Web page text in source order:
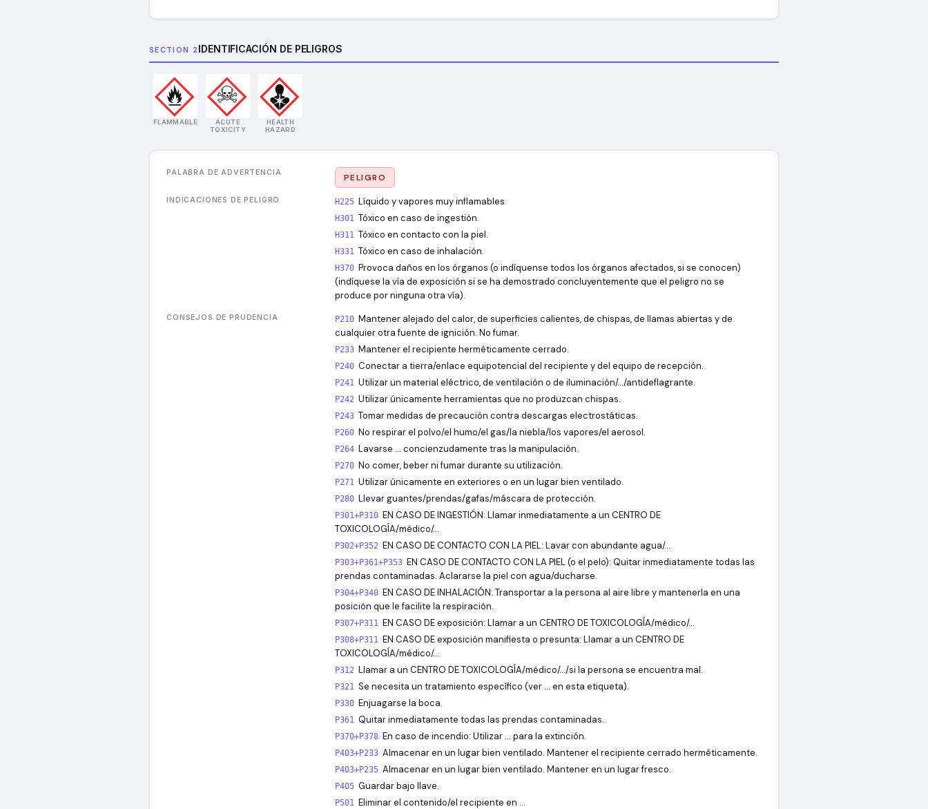
SECTION 2 IDENTIFICACIÓN DE PELIGROS
FLAMMABLE
ACUTE
TOXICITY
HEALTH
HAZARD
PALABRA DE ADVERTENCIA PELIGRO
INDICACIONES DE PELIGRO H225 Líquido y vapores muy inflamables.
H301 Tóxico en caso de ingestión.
H311 Tóxico en contacto con la piel.
H331 Tóxico en caso de inhalación.
H370 Provoca daños en los órganos (o indíquense todos los órganos afectados, si se conocen)
(indíquese la vía de exposición si se ha demostrado concluyentemente que el peligro no se
produce por ninguna otra vía).
CONSEJOS DE PRUDENCIA P210 Mantener alejado del calor, de superficies calientes, de chispas, de llamas abiertas y de
cualquier otra fuente de ignición. No fumar.
P233 Mantener el recipiente herméticamente cerrado.
P240 Conectar a tierra/enlace equipotencial del recipiente y del equipo de recepción.
P241 Utilizar un material eléctrico, de ventilación o de iluminación/…/antideflagrante.
P242 Utilizar únicamente herramientas que no produzcan chispas.
P243 Tomar medidas de precaución contra descargas electrostáticas.
P260 No respirar el polvo/el humo/el gas/la niebla/los vapores/el aerosol.
P264 Lavarse … concienzudamente tras la manipulación.
P270 No comer, beber ni fumar durante su utilización.
P271 Utilizar únicamente en exteriores o en un lugar bien ventilado.
P280 Llevar guantes/prendas/gafas/máscara de protección.
P301+P310 EN CASO DE INGESTIÓN: Llamar inmediatamente a un CENTRO DE
TOXICOLOGÍA/médico/…
P302+P352 EN CASO DE CONTACTO CON LA PIEL: Lavar con abundante agua/…
P303+P361+P353 EN CASO DE CONTACTO CON LA PIEL (o el pelo): Quitar inmediatamente todas las
prendas contaminadas. Aclararse la piel con agua/ducharse.
P304+P340 EN CASO DE INHALACIÓN: Transportar a la persona al aire libre y mantenerla en una
posición que le facilite la respiración.
P307+P311 EN CASO DE exposición: Llamar a un CENTRO DE TOXICOLOGÍA/médico/…
P308+P311 EN CASO DE exposición manifiesta o presunta: Llamar a un CENTRO DE
TOXICOLOGÍA/médico/…
P312 Llamar a un CENTRO DE TOXICOLOGÍA/médico/…/si la persona se encuentra mal.
P321 Se necesita un tratamiento específico (ver … en esta etiqueta).
P330 Enjuagarse la boca.
P361 Quitar inmediatamente todas las prendas contaminadas.
P370+P378 En caso de incendio: Utilizar … para la extinción.
P403+P233 Almacenar en un lugar bien ventilado. Mantener el recipiente cerrado herméticamente.
P403+P235 Almacenar en un lugar bien ventilado. Mantener en un lugar fresco.
P405 Guardar bajo llave.
P501 Eliminar el contenido/el recipiente en …